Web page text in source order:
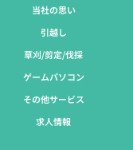
当社の思い
引越し
草刈/剪定/伐採​
ゲームパソコン
その他サービス
求人情報